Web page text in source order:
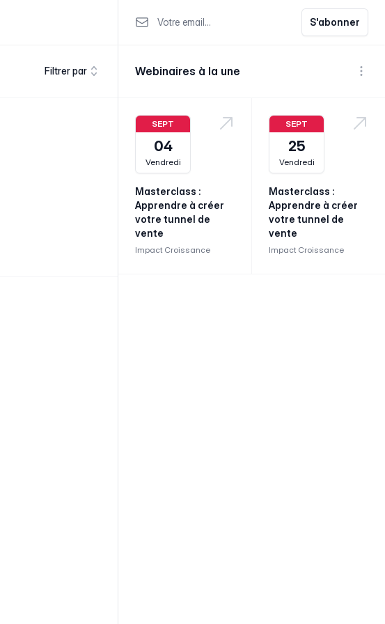
Filtrer par
Votre email S'abonner
Webinaires à la une
Voir
SEPT
04
Vendredi
Masterclass :
Apprendre à créer
votre tunnel de
vente
Impact Croissance
SEPT
25
Vendredi
Masterclass :
Apprendre à créer
votre tunnel de
vente
Impact Croissance